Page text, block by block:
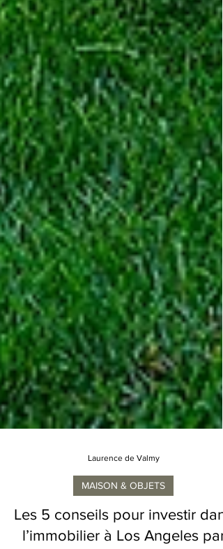
Laurence de Valmy
MAISON & OBJETS
Les 5 conseils pour investir